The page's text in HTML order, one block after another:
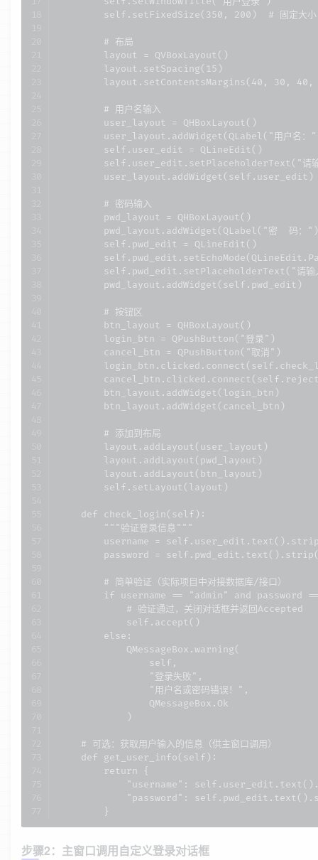
self.setFixedSize(350, 200)  # 固定大小
        # 布局
        layout = QVBoxLayout()
        layout.setSpacing(15)
layout.setContentsMargins(40, 30, 40,
        # 用户名输入
        user_layout = QHBoxLayout()
user_layout.addWidget(QLabel("用户名：
        self.user_edit = QLineEdit()
self.user_edit.setPlaceholderText("请输
        user_layout.addWidget(self.user_edit)
        # 密码输入
        pwd_layout = QHBoxLayout()
pwd_layout.addWidget(QLabel("密  码：
        self.pwd_edit = QLineEdit()
self.pwd_edit.setPlaceholderText("请输
        pwd_layout.addWidget(self.pwd_edit)
        # 按钮区
        btn_layout = QHBoxLayout()
        login_btn = QPushButton("登录")
        cancel_btn = QPushButton("取消")
        btn_layout.addWidget(login_btn)
        btn_layout.addWidget(cancel_btn)
        # 添加到布局
        layout.addLayout(user_layout)
        layout.addLayout(pwd_layout)
        layout.addLayout(btn_layout)
        self.setLayout(layout)
    def check_login(self):
        """验证登录信息"""
username =
password =
        # 简单验证（实际项目中对接数据库/接口）
if username == "admin" and password
            # 验证通过，关闭对话框并返回Accepted
            self.accept()
        else:
            QMessageBox.warning(
                self,
                "登录失败",
                "用户名或密码错误！",
                QMessageBox.Ok
            )
    # 可选：获取用户输入的信息（供主窗口调用）
    def get_user_info(self):
        return {
"username":
"password":
        }
步骤2：主窗口调用自定义登录对话框